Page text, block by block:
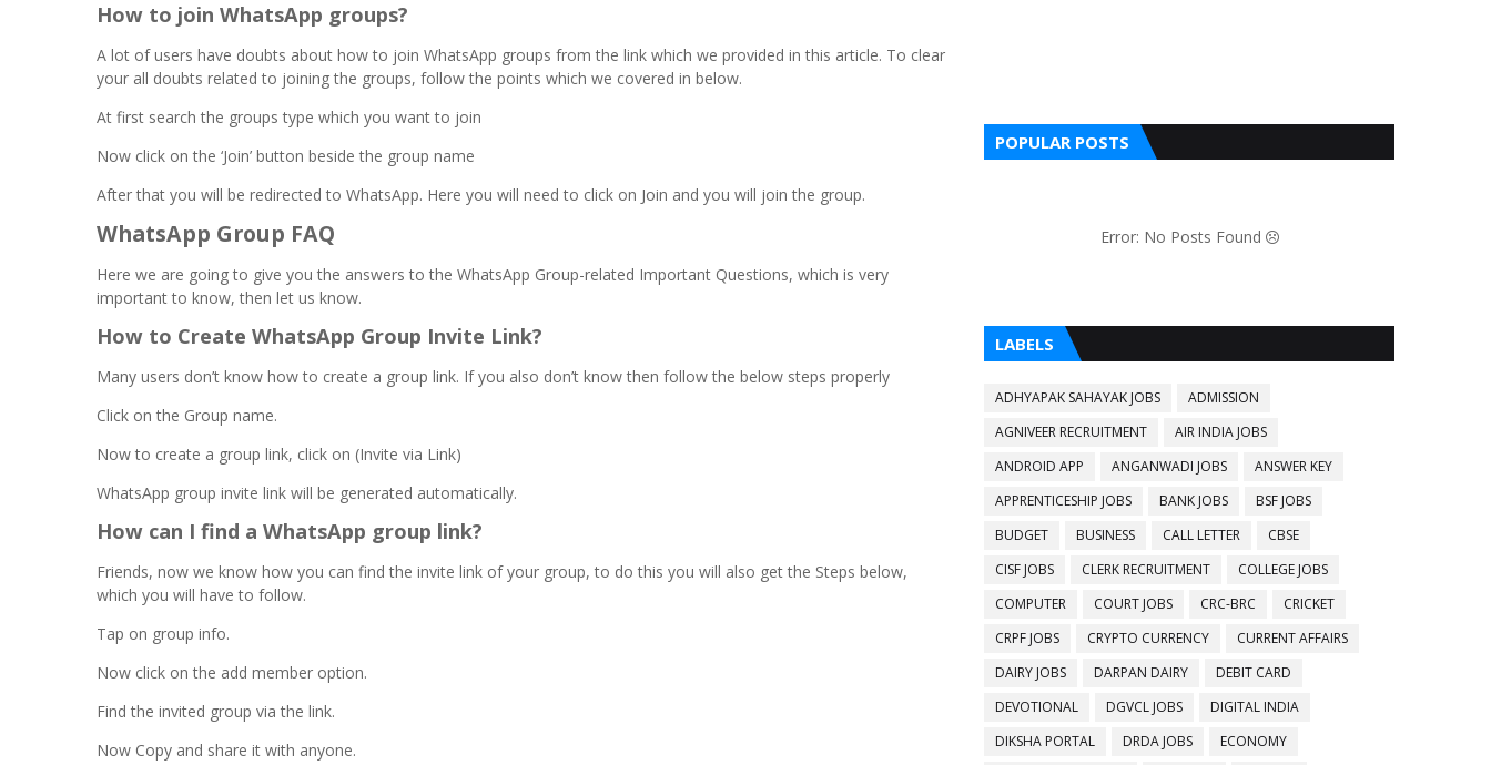
How to join WhatsApp groups?
A lot of users have doubts about how to join WhatsApp groups from the link which we provided in this article. To clear
your all doubts related to joining the groups, follow the points which we covered in below.
At first search the groups type which you want to join
Now click on the ‘Join’ button beside the group name
After that you will be redirected to WhatsApp. Here you will need to click on Join and you will join the group.
WhatsApp Group FAQ
Here we are going to give you the answers to the WhatsApp Group-related Important Questions, which is very
important to know, then let us know.
How to Create WhatsApp Group Invite Link?
Many users don’t know how to create a group link. If you also don’t know then follow the below steps properly
Click on the Group name.
Now to create a group link, click on (Invite via Link)
WhatsApp group invite link will be generated automatically.
How can I find a WhatsApp group link?
Friends, now we know how you can find the invite link of your group, to do this you will also get the Steps below,
which you will have to follow.
Tap on group info.
Now click on the add member option.
Find the invited group via the link.
Now Copy and share it with anyone.
POPULAR POSTS
Error: No Posts Found
LABELS
ADHYAPAK SAHAYAK JOBS
ADMISSION
AGNIVEER RECRUITMENT
AIR INDIA JOBS
ANDROID APP
ANGANWADI JOBS
ANSWER KEY
APPRENTICESHIP JOBS
BANK JOBS
BSF JOBS
BUDGET
BUSINESS CALL LETTER
CBSE
CISF JOBS
CLERK RECRUITMENT
COLLEGE JOBS
COMPUTER
COURT JOBS CRC-BRC
CRICKET
CRPF JOBS
CRYPTO CURRENCY
CURRENT AFFAIRS
DAIRY JOBS
DARPAN DAIRY
DEBIT CARD
DEVOTIONAL
DGVCL JOBS
DIGITAL INDIA
DIKSHA PORTAL
DRDA JOBS
ECONOMY